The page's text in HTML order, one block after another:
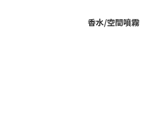
香水/空間噴霧